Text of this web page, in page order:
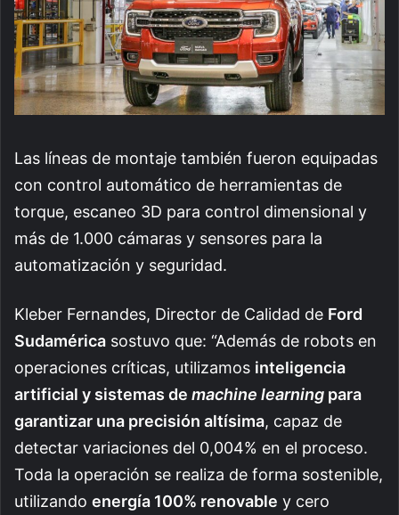
Las líneas de montaje también fueron equipadas
con control automático de herramientas de
torque, escaneo 3D para control dimensional y
más de 1.000 cámaras y sensores para la
automatización y seguridad.
Kleber Fernandes, Director de Calidad de Ford
Sudamérica sostuvo que: “Además de robots en
operaciones críticas, utilizamos inteligencia
artificial y sistemas de machine learning para
garantizar una precisión altísima, capaz de
detectar variaciones del 0,004% en el proceso.
Toda la operación se realiza de forma sostenible,
utilizando energía 100% renovable y cero